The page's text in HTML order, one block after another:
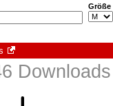
Größe